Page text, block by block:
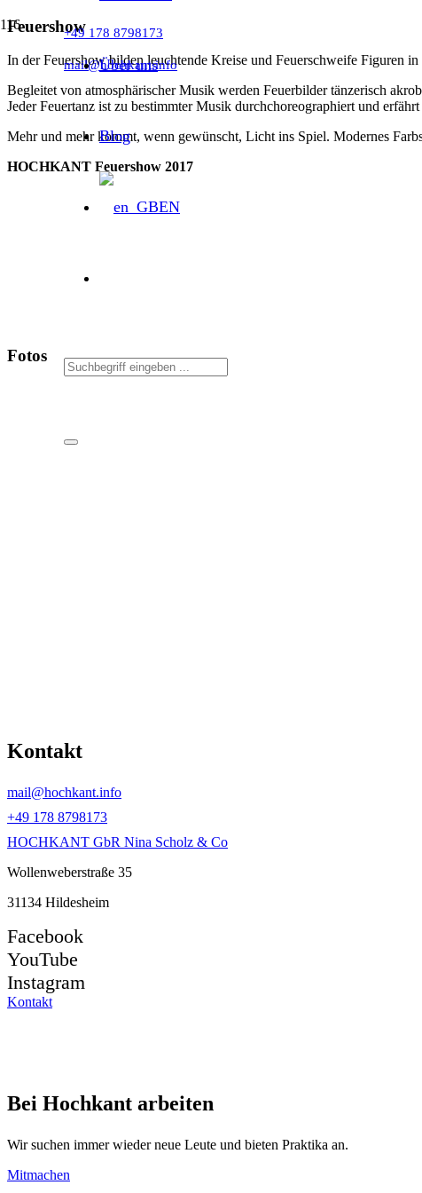
+49 178 8798173
mail@hochkant.info
Über uns
Blog
EN
Feuershow
In der Feuershow bilden leuchtende Kreise und Feuerschweife Figuren
Begleitet von atmosphärischer Musik werden Feuerbilder tänzerisch
Jeder Feuertanz ist zu bestimmter Musik durchchoreographiert und
Mehr und mehr kommt, wenn gewünscht, Licht ins Spiel. Modernes
HOCHKANT Feuershow 2017
Fotos
Kontakt
mail@hochkant.info
+49 178 8798173
HOCHKANT GbR Nina Scholz & Co
Wollenweberstraße 35
31134 Hildesheim
Facebook
YouTube
Instagram
Kontakt
Bei Hochkant arbeiten
Wir suchen immer wieder neue Leute und bieten Praktika an.
Mitmachen